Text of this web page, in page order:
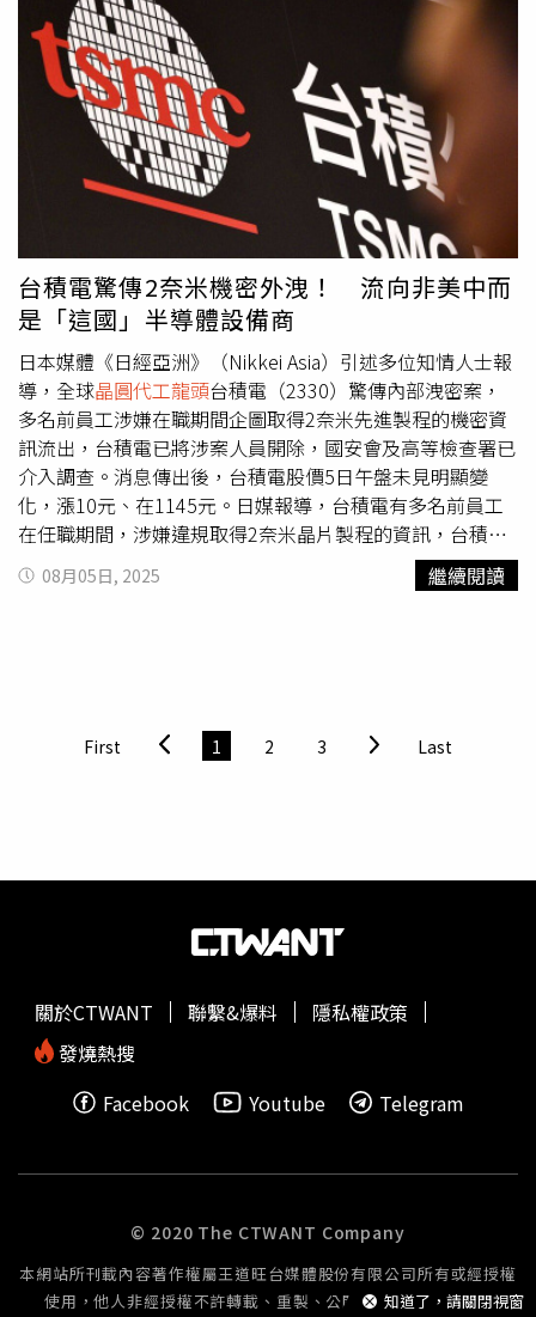
鍵秘密技術的2奈米晶片製程技術機密，並洩漏給國外競爭
對手，台積電主動發現「內鬼」，隨即將2名吳姓工程師解
職。據了解，陳男原在台積電系統整合部門任職，後轉任外
商的設備工程師，陳男2023年底陸續聯絡20廠的2奈米試產
部門、研發中心的吳男等多名工程師，謀畫重製、洩漏2奈
米製程機密，約定事成後給予報酬或利益。業內人士表示，
因為案件進入司法階段，台積電不能發表看法，但這案件不
可能只有檯面上的那家公司涉案，畢竟他們是半導體設備
商，並非直接的2奈米競爭對手，可能只是被過個水、影武
者的背後還未現身，此事沒這麼簡單，需要擴大調查。第一
時間被提到的涉案人士曾待過的外商企業是東京威力科創，
是台積電重要的供應商，東京威力科創6日早盤股價一度重
挫超過4%，日本總部也已派遣高層及法務人員進駐台灣並
與台積電法務對接，要持續調查外洩資訊的去向與範圍，高
檢署也要追查是否有其他人涉案。因2奈米製程開發難度
高，目前僅有台積電、三星、英特爾與日本Rapidus等少數
企業仍持續研發，台積電預計今年底前量產2奈米晶片。此
外，美國總統川普在CNBC節目專訪時提到，最快將於下周
宣布對半導體及晶片產品的新關稅政策，川普也特別提到台
積電對美的投資計畫，將投資3000億美元（約新台幣9兆
元）建設晶圓廠。但台積電董事長魏哲家先前宣布的投資金
置評，且「目前美國投資計畫就是已宣布的1650億美
台積電驚傳2奈米機密外洩！ 流向非美中而
是「這國」半導體設備商
日本媒體《日經亞洲》（Nikkei Asia）引述多位知情人士報
導，全球晶圓代工龍頭台積電（2330）驚傳內部洩密案，
多名前員工涉嫌在職期間企圖取得2奈米先進製程的機密資
訊流出，台積電已將涉案人員開除，國安會及高等檢查署已
介入調查。消息傳出後，台積電股價5日午盤未見明顯變
化，漲10元、在1145元。日媒報導，台積電有多名前員工
在任職期間，涉嫌違規取得2奈米晶片製程的資訊，台積電
已開除涉案員工，但因2奈米為全球最先進的半導體製程，
可能影響台灣在半導體產業的地位與國家安全。台積電表
「國安案件」。根據政府訂定的「國家核心關鍵技術」清
單，包括所有14奈米以下先進製程技術，若未經授權擅自使
動調查發現，有近九位員工涉案，三人屬於20廠2奈米試產
員，提供2奈米相關資料，但後續還要再調查。
08月05日, 2025 繼續閱讀
First 1 2 3 Last
知道了，請關閉視窗
關於CTWANT 聯繫&爆料
隱私權政策
發燒熱搜
Facebook
Youtube Telegram
© 2020 The CTWANT Company
本網站所刊載內容著作權屬王道旺台媒體股份有限公司所有或經授權
使用，他人非經授權不許轉載、重製、公開播送或公開傳輸。